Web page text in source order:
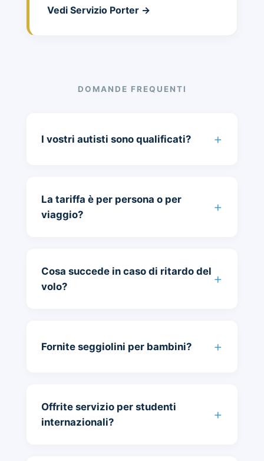
Vedi Servizio Porter →
DOMANDE FREQUENTI
I vostri autisti sono qualificati?
La tariffa è per persona o per
viaggio?
Cosa succede in caso di ritardo del
volo?
Fornite seggiolini per bambini?
Offrite servizio per studenti
internazionali?